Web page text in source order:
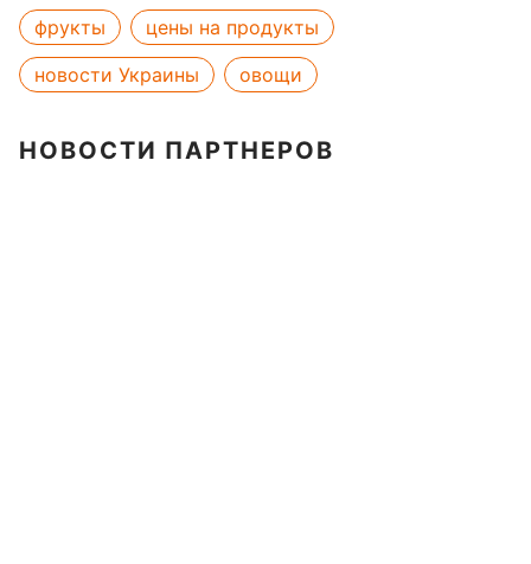
фрукты
цены на продукты
новости Украины
овощи
НОВОСТИ ПАРТНЕРОВ